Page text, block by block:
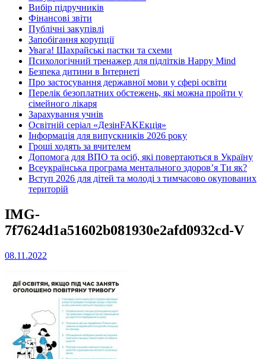
Вибір підручників
Фінансові звіти
Публічні закупівлі
Запобігання корупції
Увага! Шахрайські пастки та схеми
Психологічний тренажер для підлітків Happy Mind
Безпека дитини в Інтернеті
Про застосування державної мови у сфері освіти
Перелік безоплатних обстежень, які можна пройти у
сімейного лікаря
Зарахування учнів
Освітній серіал «ДезінFAKEкція»
Інформація для випускників 2026 року
Гроші ходять за вчителем
Допомога для ВПО та осіб, які повертаються в Україну
Всеукраїнська програма ментального здоров’я Ти як?
Вступ 2026 для дітей та молоді з тимчасово окупованих
територій
IMG-
7f7624d1a51602b081930e2afd0932cd-V
08.11.2022